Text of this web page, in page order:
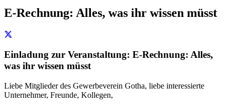
E-Rechnung: Alles, was ihr wissen müsst
Einladung zur Veranstaltung: E-Rechnung: Alles,
was ihr wissen müsst
Liebe Mitglieder des Gewerbeverein Gotha, liebe interessierte
Unternehmer, Freunde, Kollegen,